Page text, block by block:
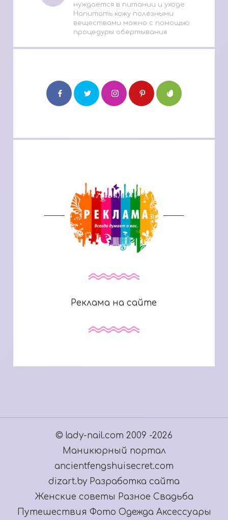
нуждается в питании и уходе.
Напитать кожу полезными
веществами можно с помощью
процедуры обертывания
Реклама на сайте
© lady-nail.com 2009 -2026
Маникюрный портал
ancientfengshuisecret.com
dizart.by Разработка сайта
Женские советы Разное Свадьба
Путешествия Фото Одежда Аксессуары